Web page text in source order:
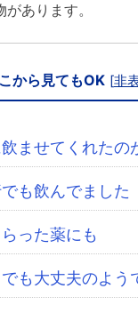
あります。
から見てもOK [非
ませてくれたの
も飲んでました
った薬にも
も大丈夫のよう